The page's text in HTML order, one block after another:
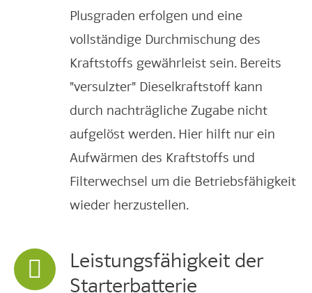
Plusgraden erfolgen und eine
vollständige Durchmischung des
Kraftstoffs gewährleist sein. Bereits
"versulzter" Dieselkraftstoff kann
durch nachträgliche Zugabe nicht
aufgelöst werden. Hier hilft nur ein
Aufwärmen des Kraftstoffs und
Filterwechsel um die Betriebsfähigkeit
wieder herzustellen.
Leistungsfähigkeit der
Starterbatterie